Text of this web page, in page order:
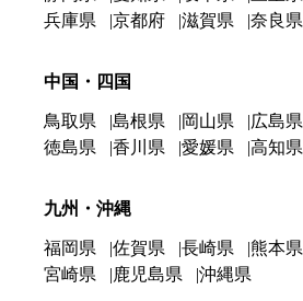
兵庫県
京都府 滋賀県 奈良県
中国・四国
鳥取県 島根県 岡山県 広島県
徳島県
香川県 愛媛県 高知県
九州・沖縄
福岡県 佐賀県 長崎県 熊本県
宮崎県
鹿児島県 沖縄県